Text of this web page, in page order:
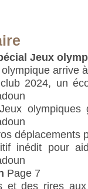
Jeux
arrive
2024, un
déplacements
inédit pour
Page 7
et des rires